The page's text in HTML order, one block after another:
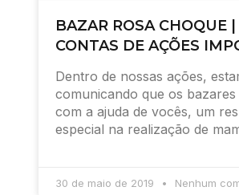
BAZAR ROSA CHOQUE
CONTAS DE AÇÕES
Dentro de nossas ações,
comunicando que os
com a ajuda de vocês, um
especial na realização de
30 de maio de 2019 Nenhum